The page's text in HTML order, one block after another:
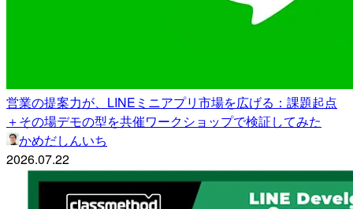
営業の提案力が、LINEミニアプリ市場を広げる：課題起点
＋その場デモの型を共催ワークショップで検証してみた
かめだしんいち
2026.07.22